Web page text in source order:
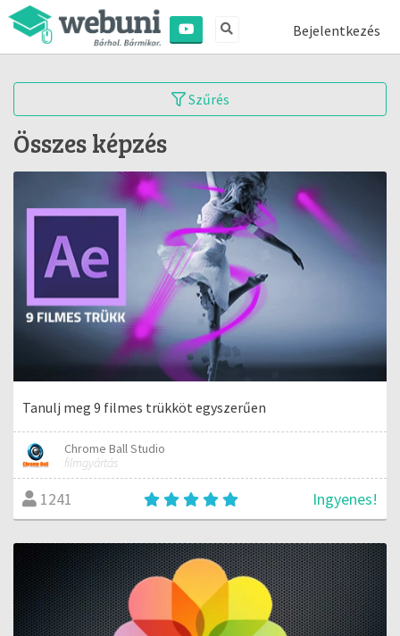
Bejelentkezés
Szűrés
Összes képzés
Tanulj meg 9 filmes trükköt egyszerűen
Chrome Ball Studio
filmgyártás
1241 Ingyenes!